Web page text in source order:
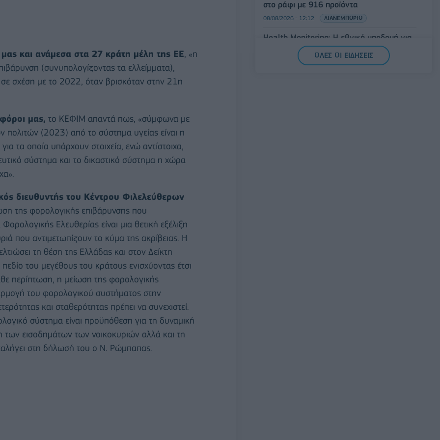
και ανάμεσα στα 27 κράτη μέλη της ΕΕ, «η
(συνυπολογίζοντας τα ελλείμματα),
σχέση με το 2022, όταν βρισκόταν στην 21η
μας, το ΚΕΦΙΜ απαντά πως, «σύμφωνα με
πολιτών (2023) από το σύστημα υγείας είναι η
τα οποία υπάρχουν στοιχεία, ενώ αντίστοιχα,
σύστημα και το δικαστικό σύστημα η χώρα
διευθυντής του Κέντρου Φιλελεύθερων
της φορολογικής επιβάρυνσης που
Ελευθερίας είναι μια θετική εξέλιξη
που αντιμετωπίζουν το κύμα της ακρίβειας. Η
τη θέση της Ελλάδας και στον Δείκτη
του μεγέθους του κράτους ενισχύοντας έτσι
περίπτωση, η μείωση της φορολογικής
του φορολογικού συστήματος στην
και σταθερότητας πρέπει να συνεχιστεί.
σύστημα είναι προϋπόθεση για τη δυναμική
εισοδημάτων των νοικοκυριών αλλά και τη
στη δήλωσή του ο Ν. Ρώμπαπας.
στο ράφι με 916 προϊόντα
08/08/2026 - 12:12 ΛΙΑΝΕΜΠΟΡΙΟ
Health Monitoring: Η εθνική υποδομή για
την αξιοποίηση των δεδομένων υγείας
προς όφελος των πολιτών
ΟΛΕΣ ΟΙ ΕΙΔΗΣΕΙΣ